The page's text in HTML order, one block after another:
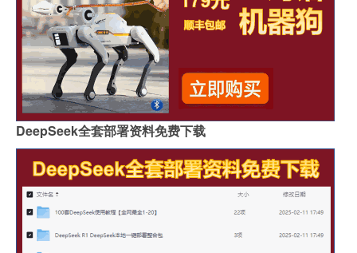
DeepSeek全套部署资料免费下载